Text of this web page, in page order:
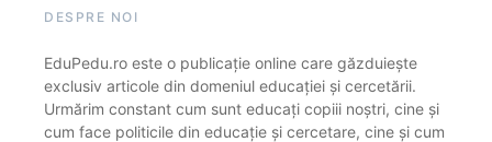
DESPRE NOI
EduPedu.ro este o publicație online care găzduiește
exclusiv articole din domeniul educației și cercetării.
Urmărim constant cum sunt educați copiii noștri, cine și
cum face politicile din educație și cercetare, cine și cum